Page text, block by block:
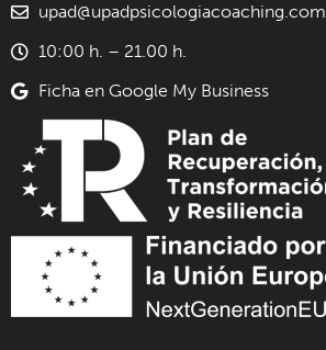
upad@upadpsicologiacoaching.com
10:00 h. – 21.00 h.
Ficha en Google My Business